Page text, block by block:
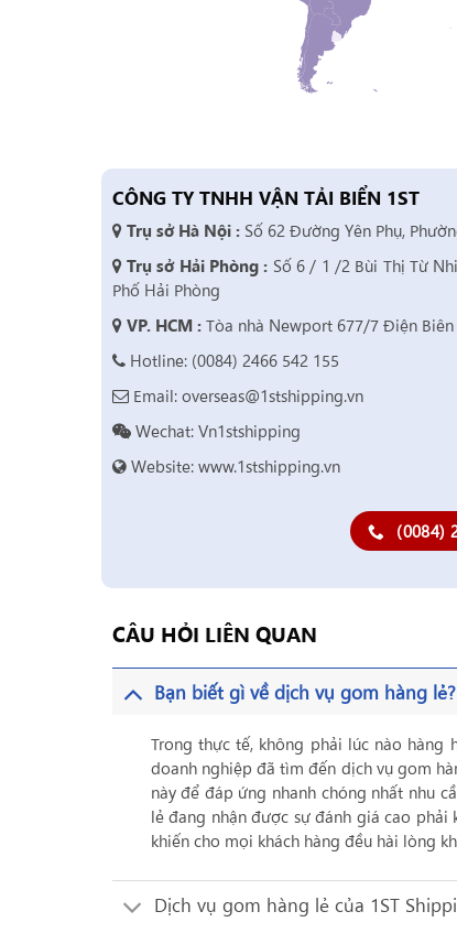
CÔNG TY TNHH VẬN TẢI BIỂN 1ST
Trụ sở Hà Nội :Số 62 Đường Yên Phụ,
Trụ sở Hải Phòng : Số 6 / 1 /2 Bùi Thị Từ
Phố Hải Phòng
VP. HCM :Tòa nhà Newport 677/7 Điện Biên
Hotline: (0084) 2466 542 155
Email: overseas@1stshipping.vn
Wechat: Vn1stshipping
Website: www.1stshipping.vn
(0084)
CÂU HỎI LIÊN QUAN
Bạn biết gì về dịch vụ gom hàng lẻ?
Trong thực tế, không phải lúc nào hàng
doanh nghiệp đã tìm đến dịch vụ gom
này để đáp ứng nhanh chóng nhất nhu
lẻ đang nhận được sự đánh giá cao phải
khiến cho mọi khách hàng đều hài lòng
Dịch vụ gom hàng lẻ của 1ST